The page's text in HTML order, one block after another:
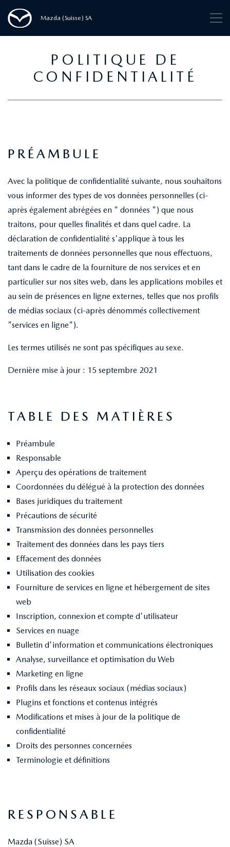
Mazda (Suisse) SA
POLITIQUE DE
CONFIDENTIALITÉ
PRÉAMBULE
Avec la politique de confidentialité suivante, nous souhaitons
vous informer des types de vos données personnelles (ci-
après également abrégées en " données ") que nous
traitons, pour quelles finalités et dans quel cadre. La
déclaration de confidentialité s'applique à tous les
traitements de données personnelles que nous effectuons,
tant dans le cadre de la fourniture de nos services et en
particulier sur nos sites web, dans les applications mobiles et
au sein de présences en ligne externes, telles que nos profils
de médias sociaux (ci-après dénommés collectivement
"services en ligne").
Les termes utilisés ne sont pas spécifiques au sexe.
Dernière mise à jour : 15 septembre 2021
TABLE DES MATIÈRES
Préambule
Responsable
Aperçu des opérations de traitement
Coordonnées du délégué à la protection des données
Bases juridiques du traitement
Précautions de sécurité
Transmission des données personnelles
Traitement des données dans les pays tiers
Effacement des données
Utilisation des cookies
Fourniture de services en ligne et hébergement de sites
web
Inscription, connexion et compte d'utilisateur
Services en nuage
Bulletin d'information et communications électroniques
Analyse, surveillance et optimisation du Web
Marketing en ligne
Profils dans les réseaux sociaux (médias sociaux)
Plugins et fonctions et contenus intégrés
Modifications et mises à jour de la politique de
confidentialité
Droits des personnes concernées
Terminologie et définitions
RESPONSABLE
Mazda (Suisse) SA